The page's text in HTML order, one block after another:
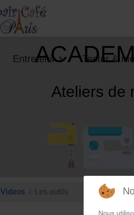
Entretenir Tester &
Ateliers de
Videos Les outils
Nous